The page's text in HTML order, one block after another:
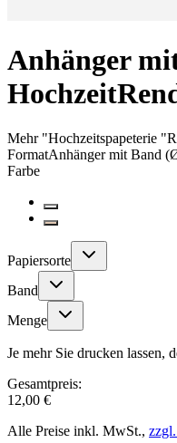
Anhänger
Hochzeit
Mehr"Hochzeitspapeterie
FormatAnhänger mit Band
Farbe
Papiersorte
Band
Menge
Je mehr Sie drucken lassen,
Gesamtpreis:
12,00 €
Alle Preise inkl. MwSt.,